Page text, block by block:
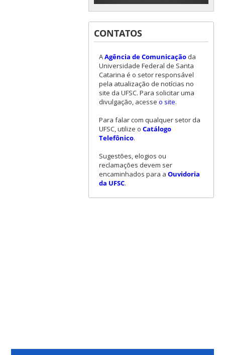
CONTATOS
AAgência de Comunicaçãoda
Universidade Federal de Santa
Catarina é o setor responsável
pela atualização de notícias no
site da UFSC. Para solicitar uma
divulgação, acesse o site.
Para falar com qualquer setor da
UFSC, utilize o Catálogo
Telefônico.
Sugestões, elogios ou
reclamações devem ser
encaminhados para a Ouvidoria
da UFSC.